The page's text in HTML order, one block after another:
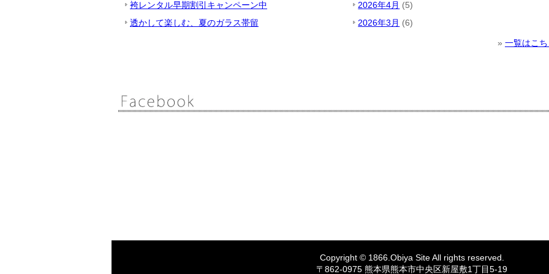
袴レンタル早期割引キャンペーン中
透かして楽しむ、夏のガラス帯留
2026年4月 (5)
2026年3月 (6)
» 一覧はこ
Copyright © 1866. Obiya Site All rights reserved.
〒862-0975 熊本県熊本市中央区新屋敷1丁目5-19